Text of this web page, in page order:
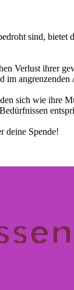
sind,
Verlust ihrer
im
sich wie ihre
deine Spende!